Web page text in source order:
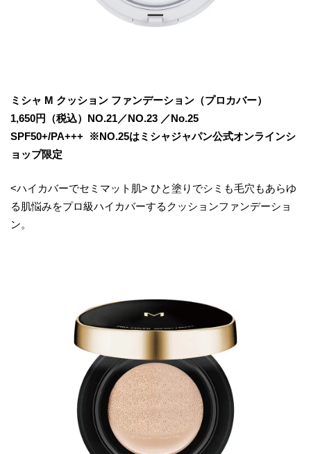
ミシャ M クッション ファンデーション（プロカバー）
1,650円（税込）NO.21／NO.23 ／No.25
SPF50+/PA+++ ※NO.25はミシャジャパン公式オンラインシ
ョップ限定
<ハイカバーでセミマット肌> ひと塗りでシミも毛穴もあらゆ
る肌悩みをプロ級ハイカバーするクッションファンデーショ
ン。